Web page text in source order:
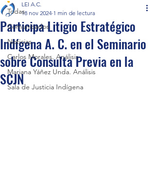
Todas
Comunicados
Noticias
Carlos Morales. Análisis
Mariana Yáñez Unda. Análisis
Sala de Justicia Indígena
Participa Litigio Estratégico
Indígena A. C. en el Seminario
sobre Consulta Previa en la
SCJN
LEI A.C.
18 nov 2024 1 min de lectura